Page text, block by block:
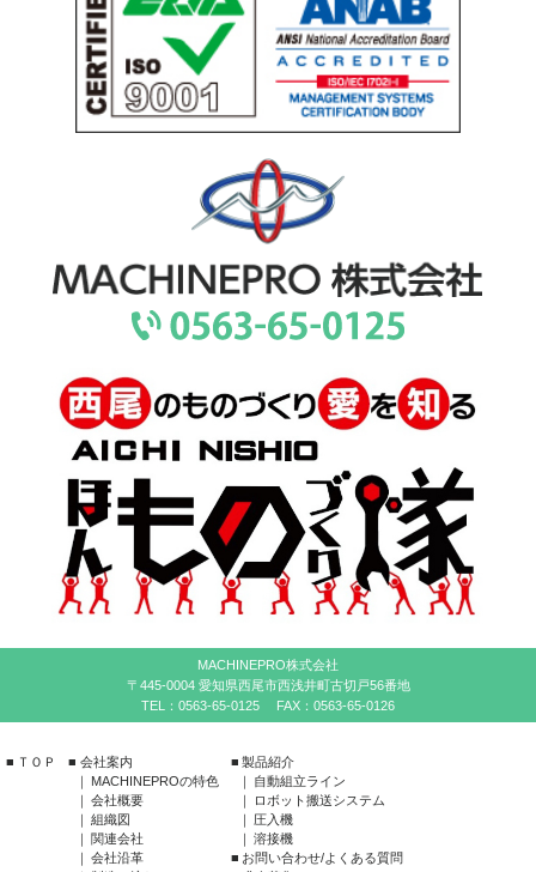
MACHINEPRO株式会社
〒445-0004 愛知県西尾市西浅井町古切戸56番地
TEL： 0563-65-0125 FAX：0563-65-0126
ＴＯＰ
会社案内
MACHINEPROの特色
会社概要
組織図
関連会社
会社沿革
製品紹介
自動組立ライン
ロボット搬送システム
圧入機
溶接機
お問い合わせ/よくある質問